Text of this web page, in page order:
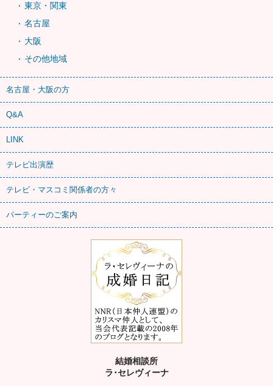
東京・関東
名古屋
大阪
その他地域
名古屋・大阪の方
Q&A
LINK
テレビ出演歴
テレビ・マスコミ関係者の方々
パーティーのご案内
結婚相談所
ラ･セレヴィーナ